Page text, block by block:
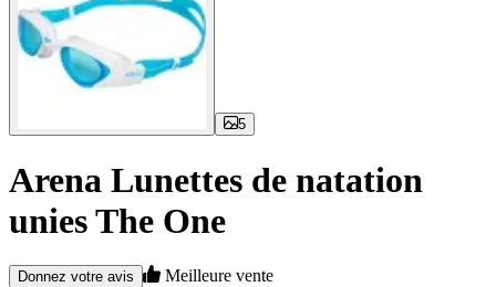
5
Arena Lunettes de natation
unies The One
Donnez votre avis
Meilleure vente